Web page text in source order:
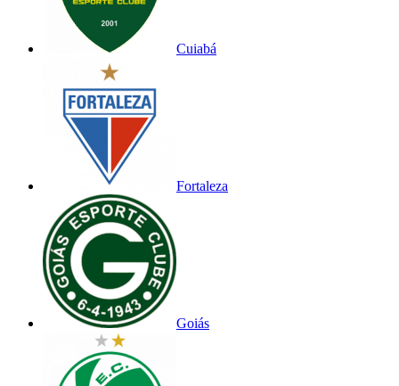
Cuiabá
Fortaleza
Goiás